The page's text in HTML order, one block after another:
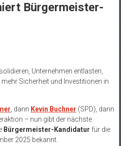
Bürgermeister-
Unternehmen entlasten,
Sicherheit und Investitionen in
, dann Kevin Buchner (SPD), dann
– nun gibt der nächste
Bürgermeister-Kandidatur für die
2025 bekannt.